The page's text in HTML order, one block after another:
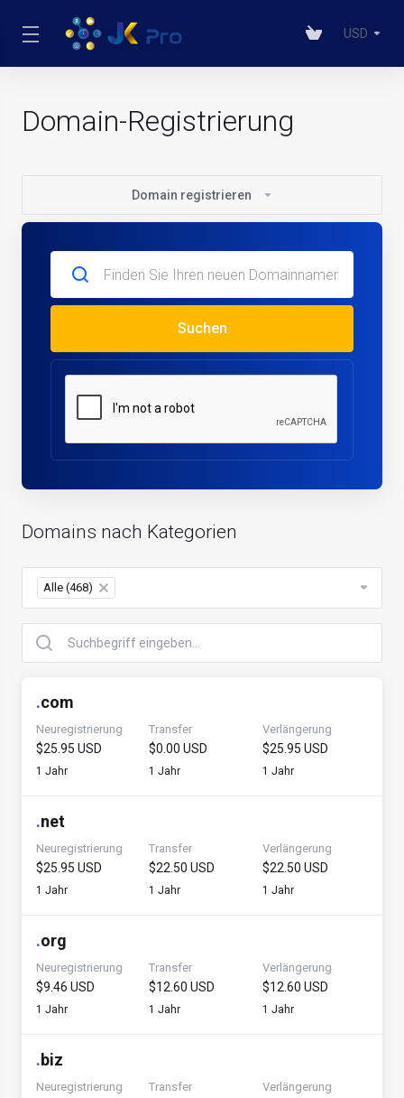
USD
Domain-Registrierung
Domain registrieren
Suchen
Domains nach Kategorien
Alle (468) ×
.com
Neuregistrierung
$25.95 USD
1 Jahr
Transfer
$0.00 USD
1 Jahr
Verlängerung
$25.95 USD
1 Jahr
.net
Neuregistrierung
$25.95 USD
1 Jahr
Transfer
$22.50 USD
1 Jahr
Verlängerung
$22.50 USD
1 Jahr
.org
Neuregistrierung
$9.46 USD
1 Jahr
Transfer
$12.60 USD
1 Jahr
Verlängerung
$12.60 USD
1 Jahr
.biz
Neuregistrierung Transfer Verlängerung